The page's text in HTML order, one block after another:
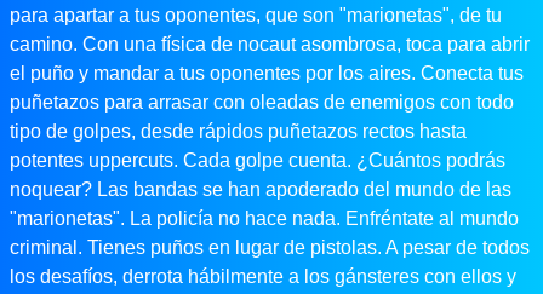
para apartar a tus oponentes, que son "marionetas", de tu
camino. Con una física de nocaut asombrosa, toca para abrir
el puño y mandar a tus oponentes por los aires. Conecta tus
puñetazos para arrasar con oleadas de enemigos con todo
tipo de golpes, desde rápidos puñetazos rectos hasta
potentes uppercuts. Cada golpe cuenta. ¿Cuántos podrás
noquear? Las bandas se han apoderado del mundo de las
"marionetas". La policía no hace nada. Enfréntate al mundo
criminal. Tienes puños en lugar de pistolas. A pesar de todos
los desafíos, derrota hábilmente a los gánsteres con ellos y